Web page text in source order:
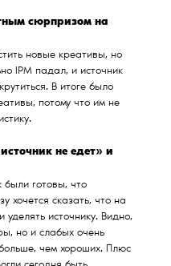
сюрпризом на
новые креативы, но
IPM падал, и источник
В итоге было
потому что им не
не едет» и
были готовы, что
хочется сказать, что на
уделять источнику. Видно,
но и слабых очень
чем хороших. Плюс